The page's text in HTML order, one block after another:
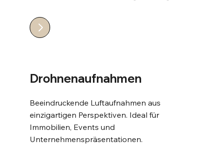
Drohnenaufnahmen
Beeindruckende Luftaufnahmen aus
einzigartigen Perspektiven. Ideal für
Immobilien, Events und
Unternehmenspräsentationen.